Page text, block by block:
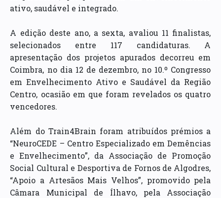
ativo, saudável e integrado.
A edição deste ano, a sexta, avaliou 11 finalistas,
selecionados entre 117 candidaturas. A
apresentação dos projetos apurados decorreu em
Coimbra, no dia 12 de dezembro, no 10.º Congresso
em Envelhecimento Ativo e Saudável da Região
Centro, ocasião em que foram revelados os quatro
vencedores.
Além do Train4Brain foram atribuídos prémios a
“NeuroCEDE – Centro Especializado em Demências
e Envelhecimento”, da Associação de Promoção
Social Cultural e Desportiva de Fornos de Algodres,
“Apoio a Artesãos Mais Velhos”, promovido pela
Câmara Municipal de Ílhavo, pela Associação